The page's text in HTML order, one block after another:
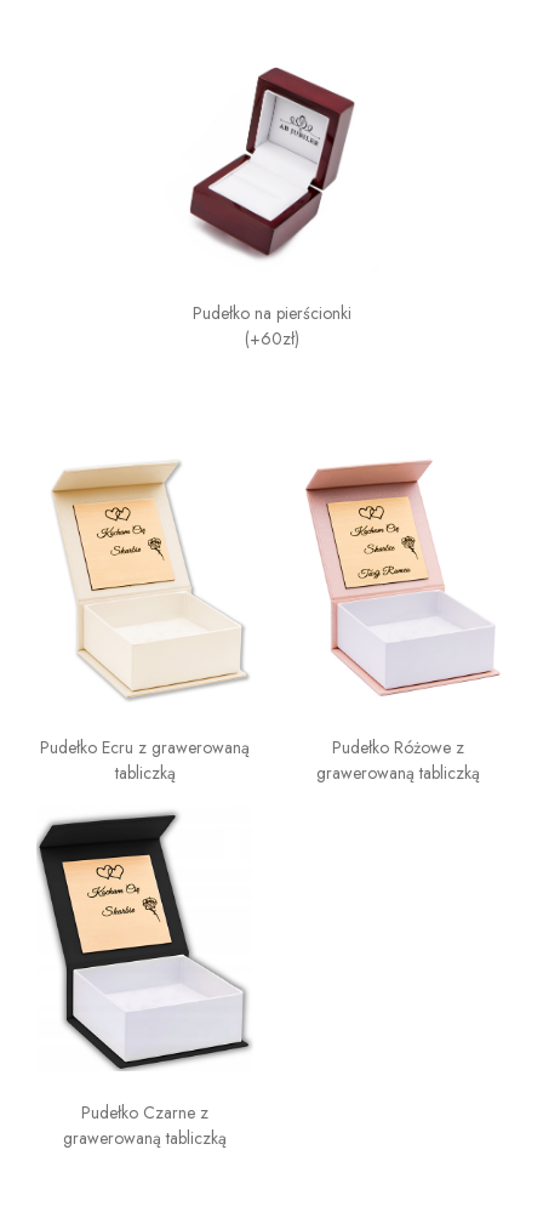
Pudełko na pierścionki
(+60zł)
Pudełko Ecru z grawerowaną
tabliczką
Pudełko Różowe z
grawerowaną tabliczką
Pudełko Czarne z
grawerowaną tabliczką